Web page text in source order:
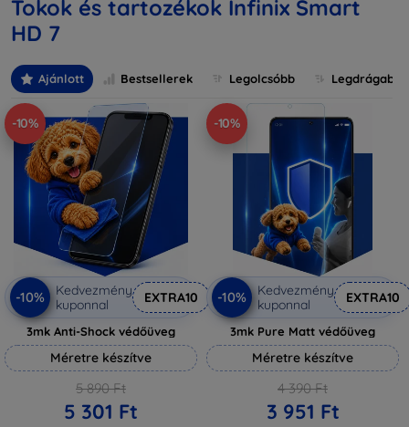
Tokok és tartozékok Infinix Smart
HD 7
Ajánlott Bestsellerek Legolcsóbb Legdrágabb
-10%
-10%
Kedvezmény
kuponnal
EXTRA10
3mk Anti-Shock védőüveg
Méretre készítve
5 890 Ft
5 301 Ft
-10%
-10%
Kedvezmény
kuponnal
EXTRA10
3mk Pure Matt védőüveg
Méretre készítve
4 390 Ft
3 951 Ft